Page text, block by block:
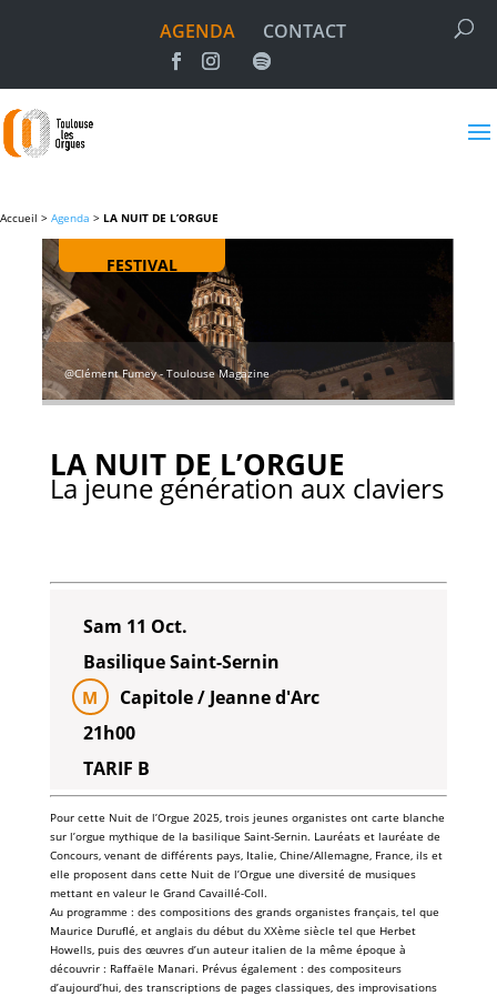
AGENDA CONTACT
Accueil > Agenda > LA NUIT DE L’ORGUE
FESTIVAL
@Clément Fumey - Toulouse Magazine
LA NUIT DE L’ORGUE
La jeune génération aux claviers
Sam 11 Oct.
Basilique Saint-Sernin
M
Capitole / Jeanne d'Arc
21h00
TARIF B
Pour cette Nuit de l’Orgue 2025, trois jeunes organistes ont carte blanche
sur l’orgue mythique de la basilique Saint-Sernin. Lauréats et lauréate de
Concours, venant de différents pays, Italie, Chine/Allemagne, France, ils et
elle proposent dans cette Nuit de l’Orgue une diversité de musiques
mettant en valeur le Grand Cavaillé-Coll.
Au programme : des compositions des grands organistes français, tel que
Maurice Duruflé, et anglais du début du XXème siècle tel que Herbet
Howells, puis des œuvres d’un auteur italien de la même époque à
découvrir : Raffaële Manari. Prévus également : des compositeurs
d’aujourd’hui, des transcriptions de pages classiques, des improvisations